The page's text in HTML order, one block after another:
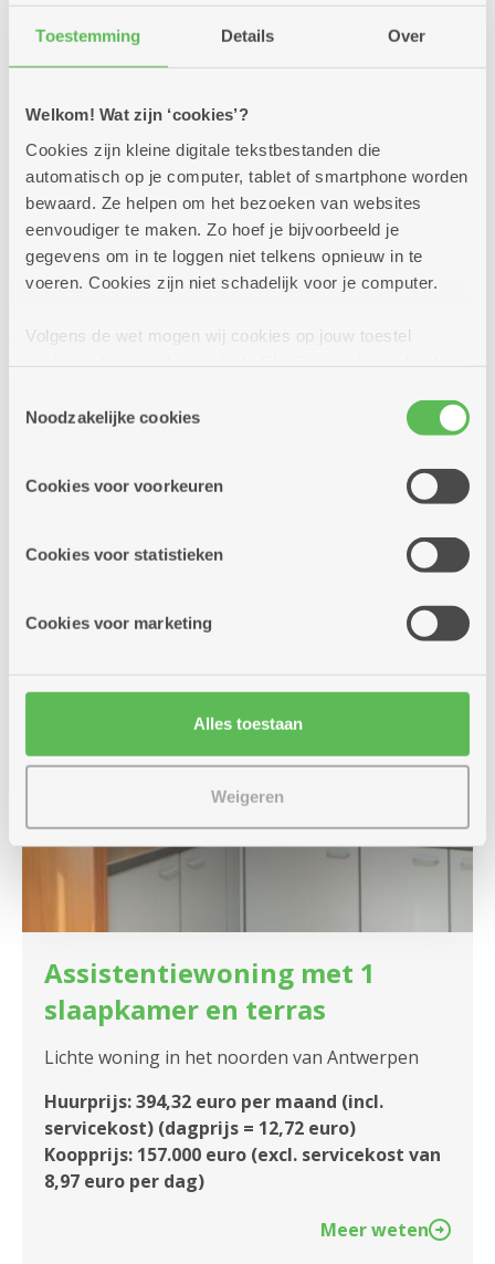
Toestemming Details Over
Welkom! Wat zijn ‘cookies’?
Cookies zijn kleine digitale tekstbestanden die
automatisch op je computer, tablet of smartphone worden
bewaard. Ze helpen om het bezoeken van websites
eenvoudiger te maken. Zo hoef je bijvoorbeeld je
gegevens om in te loggen niet telkens opnieuw in te
voeren. Cookies zijn niet schadelijk voor je computer.
Volgens de wet mogen wij cookies op jouw toestel
cookies hebben we jouw toestemming nodig. Sommige
cookies worden geplaatst door derde partijen die een
informatie over jouw (geanonimiseerd) gebruik van onze
partners kunnen deze gegevens combineren met andere
Noodzakelijke cookies
Cookies voor voorkeuren
Cookies voor statistieken
Cookies voor marketing
Alles toestaan
Weigeren
Assistentiewoning met 2
slaapkamers en terras
Lichte woning in het noorden van Antwerpen
Huurprijs: 572,88 euro per maand (incl.
servicekost) (dagprijs = 18,48 euro)
Koopprijs: 180.000 euro (excl. servicekost van
Meer weten
Assistentiewoning met 1
slaapkamer en terras
Lichte woning in het noorden van Antwerpen
Huurprijs: 394,32 euro per maand (incl.
servicekost) (dagprijs = 12,72 euro)
Koopprijs: 157.000 euro (excl. servicekost van
8,97 euro per dag)
Meer weten